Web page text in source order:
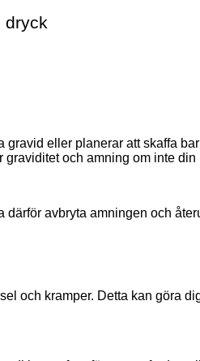
dryck
gravid eller planerar att skaffa
graviditet och amning om inte
därför avbryta amningen och
och kramper. Detta kan göra